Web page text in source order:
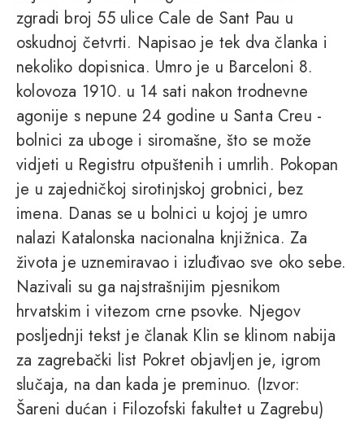
zgradi broj 55 ulice Cale de Sant Pau u
oskudnoj četvrti. Napisao je tek dva članka i
nekoliko dopisnica. Umro je u Barceloni 8.
kolovoza 1910. u 14 sati nakon trodnevne
agonije s nepune 24 godine u Santa Creu -
bolnici za uboge i siromašne, što se može
vidjeti u Registru otpuštenih i umrlih. Pokopan
je u zajedničkoj sirotinjskoj grobnici, bez
imena. Danas se u bolnici u kojoj je umro
nalazi Katalonska nacionalna knjižnica. Za
života je uznemiravao i izluđivao sve oko sebe.
Nazivali su ga najstrašnijim pjesnikom
hrvatskim i vitezom crne psovke. Njegov
posljednji tekst je članak Klin se klinom nabija
za zagrebački list Pokret objavljen je, igrom
slučaja, na dan kada je preminuo. (Izvor:
Šareni dućan i Filozofski fakultet u Zagrebu)